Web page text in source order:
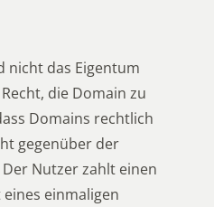
nicht das Eigentum
die Domain zu
Domains rechtlich
gegenüber der
Nutzer zahlt einen
einmaligen